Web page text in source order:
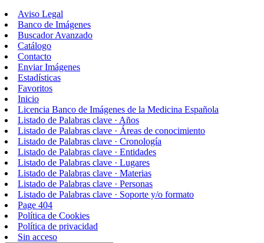
Aviso Legal
Banco de Imágenes
Buscador Avanzado
Catálogo
Contacto
Enviar Imágenes
Estadísticas
Favoritos
Inicio
Licencia Banco de Imágenes de la Medicina Española
Listado de Palabras clave · Años
Listado de Palabras clave · Áreas de conocimiento
Listado de Palabras clave · Cronología
Listado de Palabras clave · Entidades
Listado de Palabras clave · Lugares
Listado de Palabras clave · Materias
Listado de Palabras clave · Personas
Listado de Palabras clave · Soporte y/o formato
Page 404
Política de Cookies
Política de privacidad
Sin acceso